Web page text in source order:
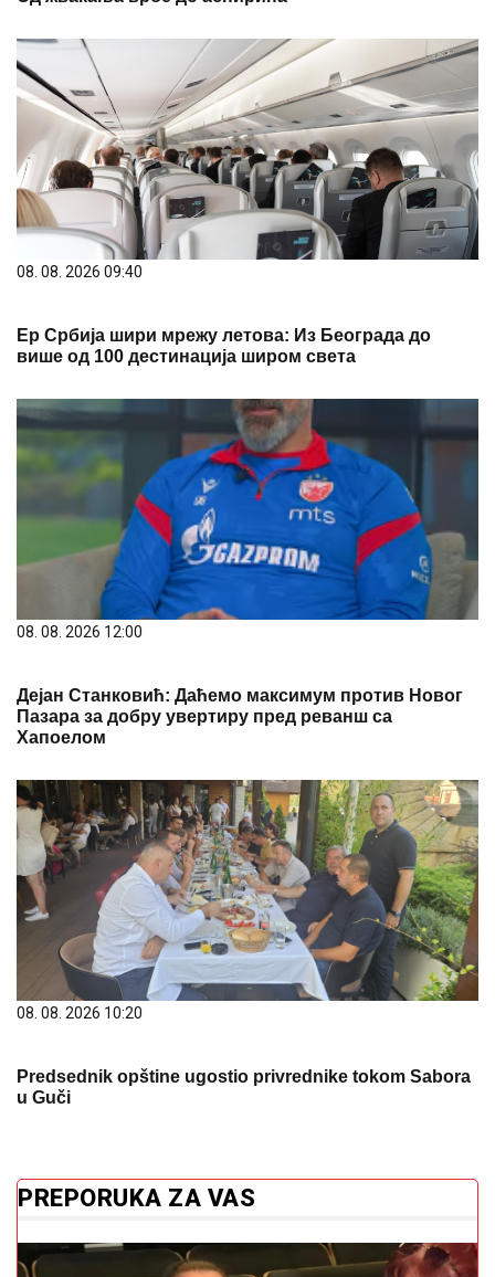
08. 08. 2026 09:40
Ер Србија шири мрежу летова: Из Београда до
више од 100 дестинација широм света
08. 08. 2026 12:00
Дејан Станковић: Даћемо максимум против Новог
Пазара за добру увертиру пред реванш са
Хапоелом
08. 08. 2026 10:20
Predsednik opštine ugostio privrednike tokom Sabora
u Guči
PREPORUKA ZA VAS